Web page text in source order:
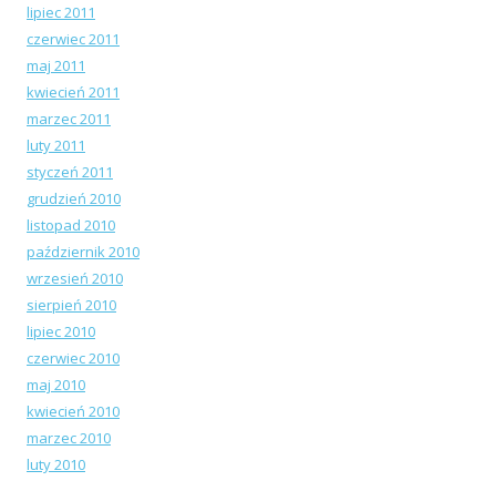
lipiec 2011
czerwiec 2011
maj 2011
kwiecień 2011
marzec 2011
luty 2011
styczeń 2011
grudzień 2010
listopad 2010
październik 2010
wrzesień 2010
sierpień 2010
lipiec 2010
czerwiec 2010
maj 2010
kwiecień 2010
marzec 2010
luty 2010